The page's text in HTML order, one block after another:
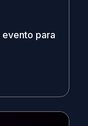
evento para